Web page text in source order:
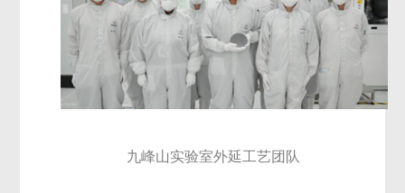
九峰山实验室外延工艺团队